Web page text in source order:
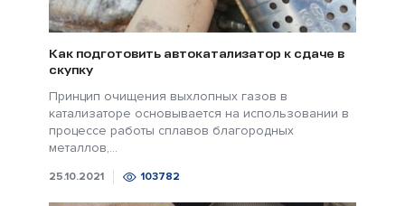
Как подготовить автокатализатор к сдаче в
скупку
Принцип очищения выхлопных газов в
катализаторе основывается на использовании в
процессе работы сплавов благородных
металлов,...
25.10.2021 103782